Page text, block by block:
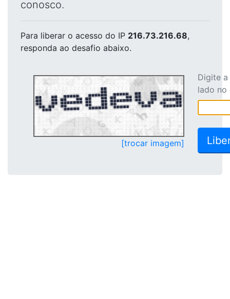
conosco.
Para liberar o acesso do IP 216.73.216.68,
responda ao desafio abaixo.
[trocar imagem]
Digite
lado no